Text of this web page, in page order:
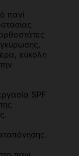
πανί
εύκολη
SPF